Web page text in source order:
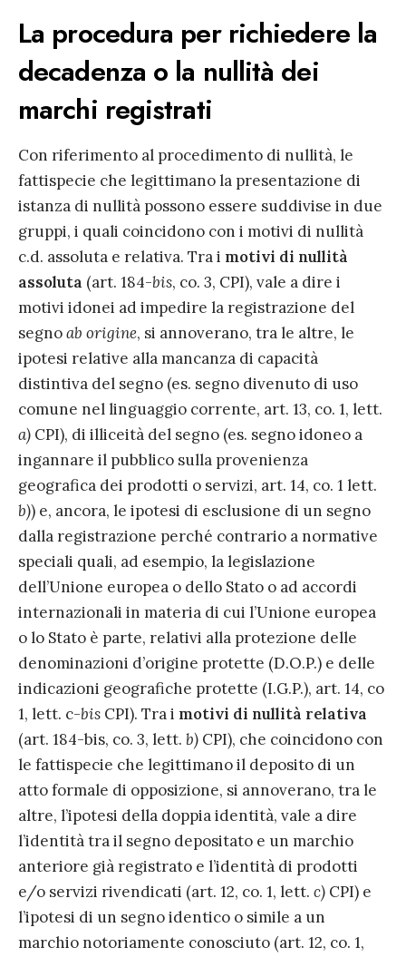
La procedura per richiedere la
decadenza o la nullità dei
marchi registrati
Con riferimento al procedimento di nullità, le
fattispecie che legittimano la presentazione di
istanza di nullità possono essere suddivise in due
gruppi, i quali coincidono con i motivi di nullità
c.d. assoluta e relativa. Tra i motivi di nullità
assoluta (art. 184-bis, co. 3, CPI), vale a dire i
motivi idonei ad impedire la registrazione del
segnoab origine, si annoverano, tra le altre, le
ipotesi relative alla mancanza di capacità
distintiva del segno (es. segno divenuto di uso
comune nel linguaggio corrente, art. 13, co. 1, lett.
a) CPI), di illiceità del segno (es. segno idoneo a
ingannare il pubblico sulla provenienza
geografica dei prodotti o servizi, art. 14, co. 1 lett.
b)) e, ancora, le ipotesi di esclusione di un segno
dalla registrazione perché contrario a normative
speciali quali, ad esempio, la legislazione
dell’Unione europea o dello Stato o ad accordi
internazionali in materia di cui l’Unione europea
o lo Stato è parte, relativi alla protezione delle
denominazioni d’origine protette (D.O.P.) e delle
indicazioni geografiche protette (I.G.P.), art. 14, co
1, lett. c-bis CPI). Tra i motivi di nullità relativa
(art. 184-bis, co. 3, lett. b) CPI), che coincidono con
le fattispecie che legittimano il deposito di un
atto formale di opposizione, si annoverano, tra le
altre, l’ipotesi della doppia identità, vale a dire
l’identità tra il segno depositato e un marchio
anteriore già registrato e l’identità di prodotti
e/o servizi rivendicati (art. 12, co. 1, lett. c) CPI) e
l’ipotesi di un segno identico o simile a un
marchio notoriamente conosciuto (art. 12, co. 1,